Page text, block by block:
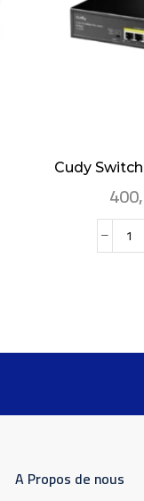
Cudy
A Propos de nous